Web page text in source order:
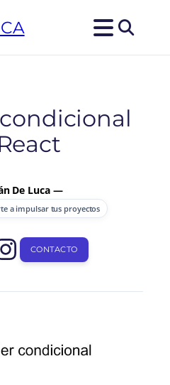
De Luca —
a impulsar tus proyectos
CONTACTO